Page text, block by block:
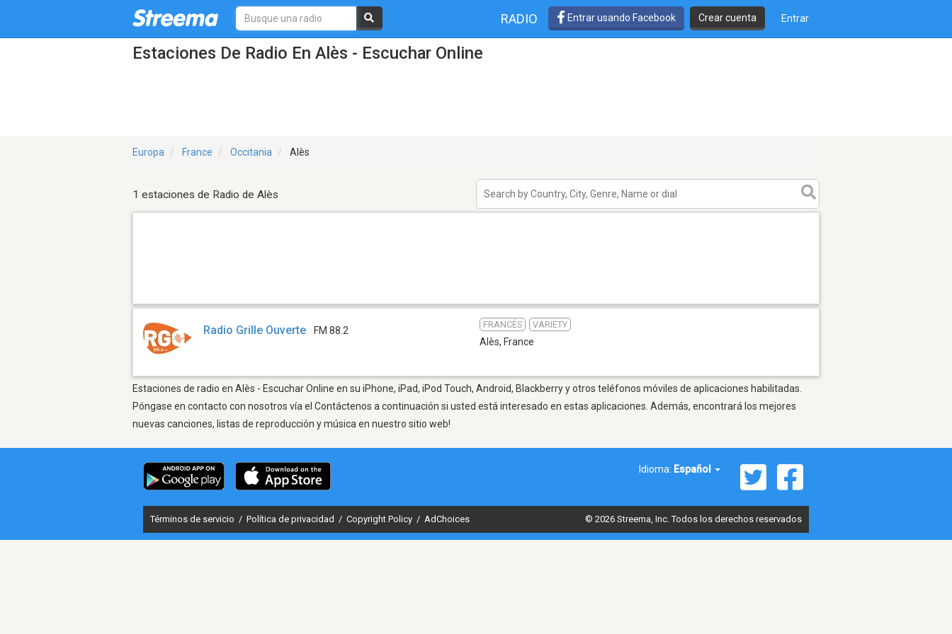
RADIO Entrar usando Facebook Crear cuenta Entrar
Estaciones De Radio En Alès - Escuchar Online
Europa France Occitania Alès
1 estaciones de Radio de Alès
Radio Grille Ouverte FM 88.2
FRANCÉS VARIETY
Alès, France
Estaciones de radio en Alès - Escuchar Online en su iPhone, iPad, iPod Touch, Android, Blackberry y otros teléfonos móviles de aplicaciones habilitadas.
Póngase en contacto con nosotros vía el Contáctenos a continuación si usted está interesado en estas aplicaciones. Además, encontrará los mejores
nuevas canciones, listas de reproducción y música en nuestro sitio web!
Idioma: Español
Términos de servicio / Política de privacidad / Copyright Policy / AdChoices © 2026 Streema, Inc. Todos los derechos reservados